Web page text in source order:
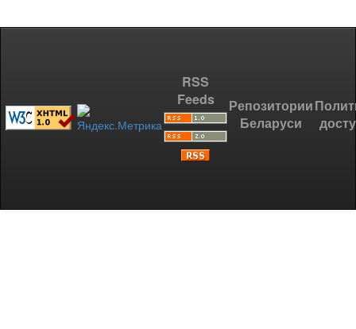
RSS
Feeds
Репозитории
Беларуси